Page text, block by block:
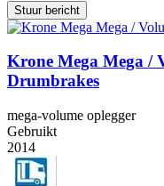
Stuur bericht
Krone Mega Mega /
Drumbrakes
mega-volume oplegger
Gebruikt
2014